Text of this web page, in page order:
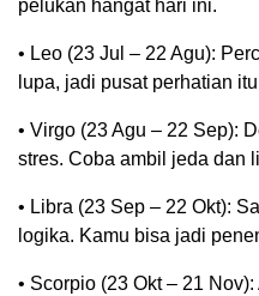
pelukan hangat hari ini.
• Leo (23 Jul – 22 Agu):
lupa, jadi pusat perhatian
• Virgo (23 Agu – 22 Sep):
stres. Coba ambil jeda dan
• Libra (23 Sep – 22 Okt):
logika. Kamu bisa jadi
• Scorpio (23 Okt – 21